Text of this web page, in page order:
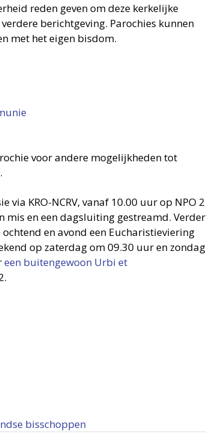
reden geven om deze kerkelijke
berichtgeving. Parochies kunnen
met het eigen bisdom.
voor andere mogelijkheden tot
via KRO-NCRV, vanaf 10.00 uur op NPO 2
mis en een dagsluiting gestreamd. Verder
en avond een Eucharistieviering
op zaterdag om 09.30 uur en zondag
een buitengewoon Urbi et
bisschoppen